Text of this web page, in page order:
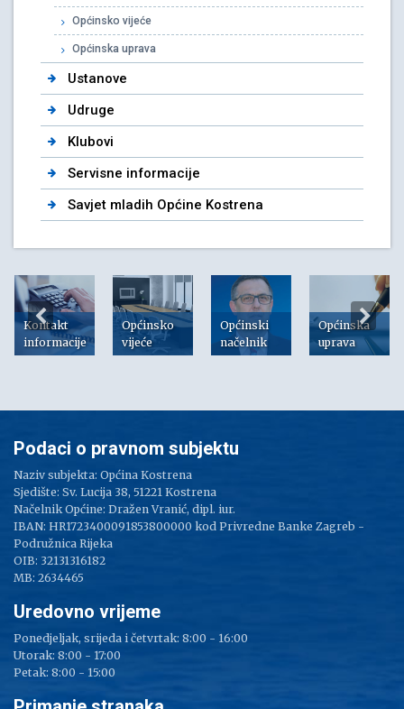
Općinsko vijeće
Općinska uprava
Ustanove
Udruge
Klubovi
Servisne informacije
Savjet mladih Općine Kostrena
Kontakt
informacije
Općinsko
vijeće
Općinski
načelnik
Općinska
uprava
Podaci o pravnom subjektu
Naziv subjekta: Općina Kostrena
Sjedište: Sv. Lucija 38, 51221 Kostrena
Načelnik Općine: Dražen Vranić, dipl. iur.
IBAN: HR1723400091853800000 kod Privredne Banke Zagreb -
Podružnica Rijeka
OIB: 32131316182
MB: 2634465
Uredovno vrijeme
Ponedjeljak, srijeda i četvrtak: 8:00 - 16:00
Utorak: 8:00 - 17:00
Petak: 8:00 - 15:00